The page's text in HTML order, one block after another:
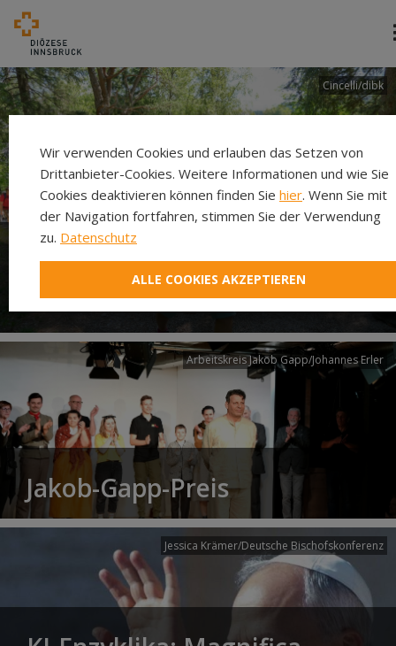
Cincelli/dibk
Neuer Pilgerweg Via
Laudato si’
Arbeitskreis Jakob Gapp/Johannes Erler
Jakob-Gapp-Preis
Jessica Krämer/Deutsche Bischofskonferenz
Wir verwenden Cookies und erlauben das Setzen von
Drittanbieter-Cookies. Weitere Informationen und wie Sie
Cookies deaktivieren können finden Sie hier. Wenn Sie mit
der Navigation fortfahren, stimmen Sie der Verwendung
zu. Datenschutz
ALLE COOKIES AKZEPTIEREN